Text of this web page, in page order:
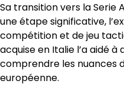
Sa transition vers la Serie
une étape significative,
compétition et de jeu
acquise en Italie l’a aidé
comprendre les nuances
européenne.